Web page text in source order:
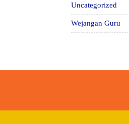
Uncategorized
Wejangan Guru